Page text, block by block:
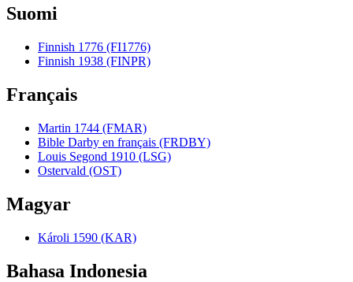
Suomi
Finnish 1776 (FI1776)
Finnish 1938 (FINPR)
Français
Martin 1744 (FMAR)
Bible Darby en français (FRDBY)
Louis Segond 1910 (LSG)
Ostervald (OST)
Magyar
Károli 1590 (KAR)
Bahasa Indonesia